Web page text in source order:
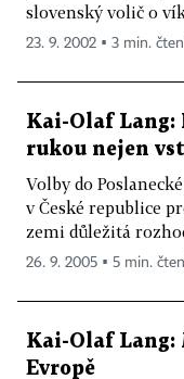
slovenský volič o
23. 9. 2002 ▪ 3 min.
Kai-Olaf Lang:
rukou nejen
Volby do
v České republice
zemi důležitá
26. 9. 2005 ▪ 5 min.
Kai-Olaf Lang:
Evropě